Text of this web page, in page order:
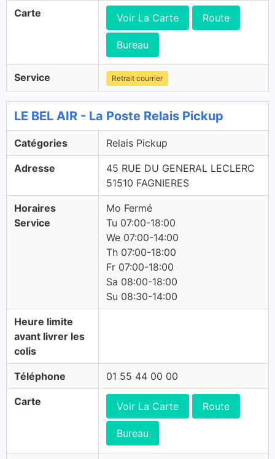
Carte Voir La Carte Route
Bureau
Service Retrait courrier
LE BEL AIR - La Poste Relais Pickup
Catégories Relais Pickup
Adresse
45 RUE DU GENERAL LECLERC
51510 FAGNIERES
Horaires
Service
Mo Fermé
Tu 07:00-18:00
We 07:00-14:00
Th 07:00-18:00
Fr 07:00-18:00
Sa 08:00-18:00
Su 08:30-14:00
Heure limite
avant livrer les
colis
Téléphone 01 55 44 00 00
Carte Voir La Carte Route
Bureau